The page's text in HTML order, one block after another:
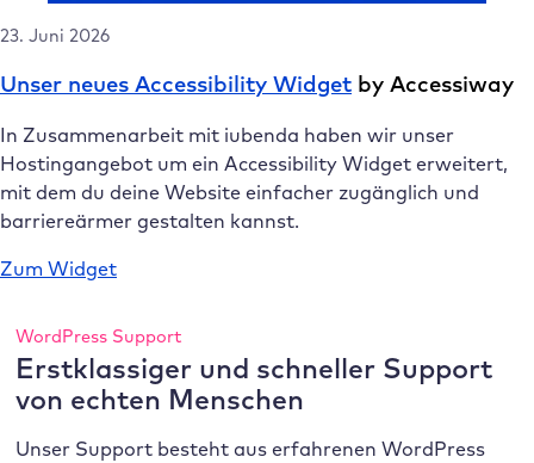
23. Juni 2026
Unser neues Accessibility Widget by Accessiway
In Zusammenarbeit mit iubenda haben wir unser
Hostingangebot um ein Accessibility Widget erweitert,
mit dem du deine Website einfacher zugänglich und
barriereärmer gestalten kannst.
Zum Widget
WordPress Support
Erstklassiger und schneller Support
von echten Menschen
Unser Support besteht aus erfahrenen WordPress